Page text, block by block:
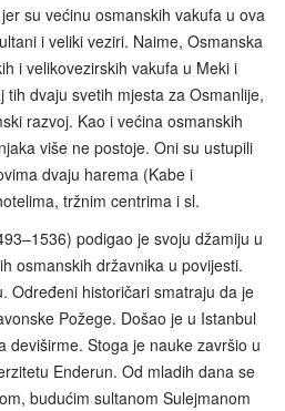
su većinu osmanskih vakufa u ova
i veliki veziri. Naime, Osmanska
i velikovezirskih vakufa u Meki i
tih dvaju svetih mjesta za Osmanlije,
razvoj. Kao i većina osmanskih
više ne postoje. Oni su ustupili
dvaju harema (Kabe i
tržnim centrima i sl.
podigao je svoju džamiju u
osmanskih državnika u povijesti.
Određeni historičari smatraju da je
Požege. Došao je u Istanbul
deviširme. Stoga je nauke završio u
Enderun. Od mladih dana se
budućim sultanom Sulejmanom